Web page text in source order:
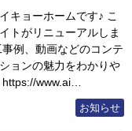
キョーホームです♪ こ
トがリニューアルしま
例、動画などのコンテ
ョンの魅力をわかりや
https://www.ai…
お知らせ